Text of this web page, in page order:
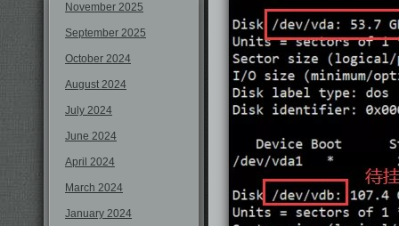
November 2025
September 2025
October 2024
August 2024
July 2024
June 2024
April 2024
March 2024
January 2024